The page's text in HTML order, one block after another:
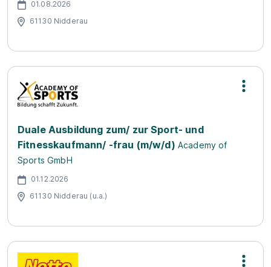
01.08.2026
61130 Nidderau
Duale Ausbildung zum/ zur Sport- und
Fitnesskaufmann/ -frau (m/w/d) Academy of
Sports GmbH
01.12.2026
61130 Nidderau (u.a.)